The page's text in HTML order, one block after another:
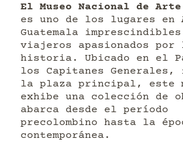
El Museo Nacional de Arte
es uno de los lugares en
Guatemala
viajeros apasionados por
historia. Ubicado en el
los Capitanes
la plaza principal, este
exhibe una colección de
abarca desde el período
precolombino hasta la
contemporánea.